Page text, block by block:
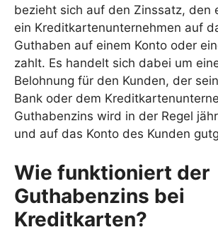
bezieht sich auf den Zinssatz, den
ein Kreditkartenunternehmen auf
Guthaben auf einem Konto oder
zahlt. Es handelt sich dabei um
Belohnung für den Kunden, der
Bank oder dem
Guthabenzins wird in der Regel
und auf das Konto des Kunden
Wie funktioniert der
Guthabenzins bei
Kreditkarten?